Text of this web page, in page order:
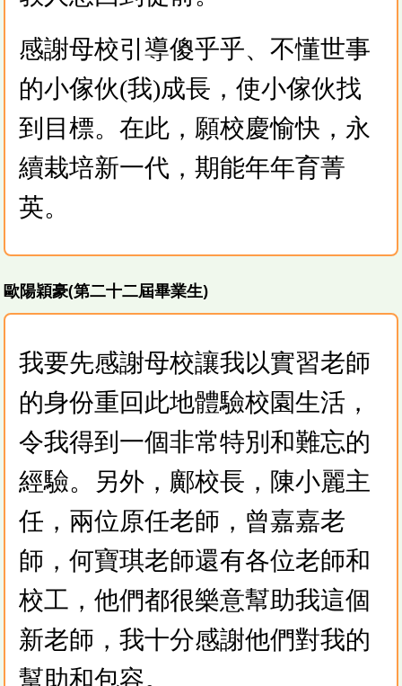
感謝母校引導傻乎乎、不懂世事
的小傢伙(我)成長，使小傢伙找
到目標。在此，願校慶愉快，永
續栽培新一代，期能年年育菁
英。
歐陽穎豪(第二十二屆畢業生)
我要先感謝母校讓我以實習老師
的身份重回此地體驗校園生活，
令我得到一個非常特別和難忘的
經驗。另外，鄺校長，陳小麗主
任，兩位原任老師，曾嘉嘉老
師，何寶琪老師還有各位老師和
校工，他們都很樂意幫助我這個
新老師，我十分感謝他們對我的
幫助和包容。